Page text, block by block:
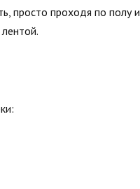
просто проходя по полу и